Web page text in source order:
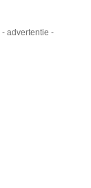
- advertentie -